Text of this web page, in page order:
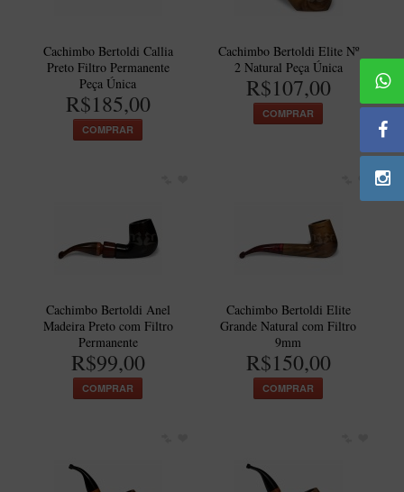
Blends Para Cachimbo
Blends Para Enrolar
Cândido Giovanella
Irlandez
Sasso
Havana
Finamore
LINHA IDELFONSO BERTOLDI
Suporte Botinha para 1 cachimbo
Cachimbo Bertoldi Callia
Preto Filtro Permanente
Peça Única
R$185,00
COMPRAR
Cachimbo Bertoldi Elite Nº
2 Natural Peça Única
R$107,00
COMPRAR
Cachimbo Bertoldi Anel
Madeira Preto com Filtro
Permanente
R$99,00
COMPRAR
Cachimbo Bertoldi Elite
Grande Natural com Filtro
9mm
R$150,00
COMPRAR